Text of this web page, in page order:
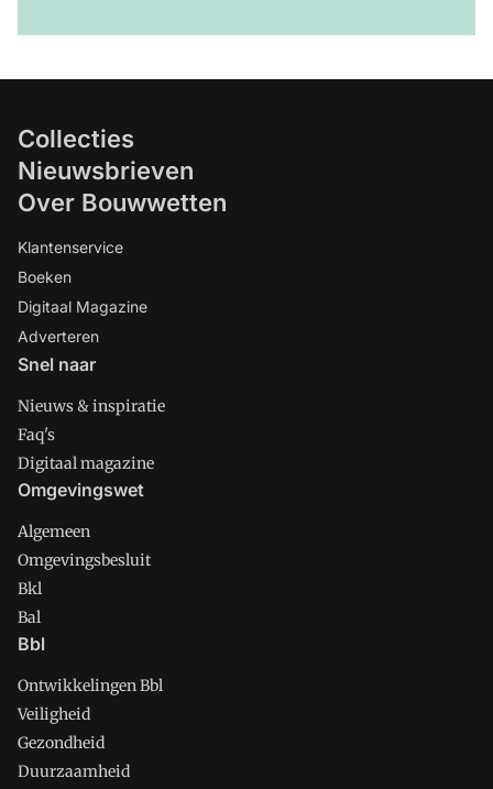
Collecties
Nieuwsbrieven
Over Bouwwetten
Klantenservice
Boeken
Digitaal Magazine
Adverteren
Snel naar
Nieuws & inspiratie
Faq's
Digitaal magazine
Omgevingswet
Algemeen
Omgevingsbesluit
Bkl
Bal
Bbl
Ontwikkelingen Bbl
Veiligheid
Gezondheid
Duurzaamheid